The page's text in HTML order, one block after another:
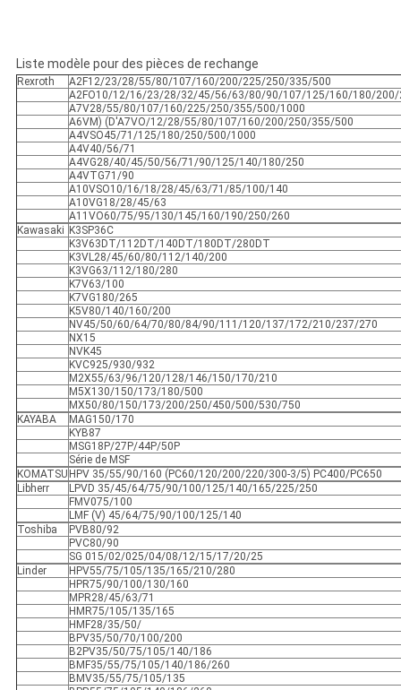
Liste modèle pour des pièces de rechange
Rexroth
A2F12/23/28/55/80/107/160/200/225/250/335/500
A2FO10/12/16/23/28/32/45/56/63/80/90/107/125/160/180/200/
A7V28/55/80/107/160/225/250/355/500/1000
A6VM) (D'A7VO/12/28/55/80/107/160/200/250/355/500
A4VSO45/71/125/180/250/500/1000
A4V40/56/71
A4VG28/40/45/50/56/71/90/125/140/180/250
A4VTG71/90
A10VSO10/16/18/28/45/63/71/85/100/140
A10VG18/28/45/63
A11VO60/75/95/130/145/160/190/250/260
Kawasaki K3SP36C
K3V63DT/112DT/140DT/180DT/280DT
K3VL28/45/60/80/112/140/200
K3VG63/112/180/280
K7V63/100
K7VG180/265
K5V80/140/160/200
NV45/50/60/64/70/80/84/90/111/120/137/172/210/237/270
NX15
NVK45
KVC925/930/932
M2X55/63/96/120/128/146/150/170/210
M5X130/150/173/180/500
MX50/80/150/173/200/250/450/500/530/750
KAYABA
MAG150/170
KYB87
MSG18P/27P/44P/50P
Série de MSF
KOMATSU HPV 35/55/90/160 (PC60/120/200/220/300-3/5) PC400/PC650
Libherr
LPVD 35/45/64/75/90/100/125/140/165/225/250
FMV075/100
LMF (V) 45/64/75/90/100/125/140
Toshiba
PVB80/92
PVC80/90
SG 015/02/025/04/08/12/15/17/20/25
Linder
HPV55/75/105/135/165/210/280
HPR75/90/100/130/160
MPR28/45/63/71
HMR75/105/135/165
HMF28/35/50/
BPV35/50/70/100/200
B2PV35/50/75/105/140/186
BMF35/55/75/105/140/186/260
BMV35/55/75/105/135